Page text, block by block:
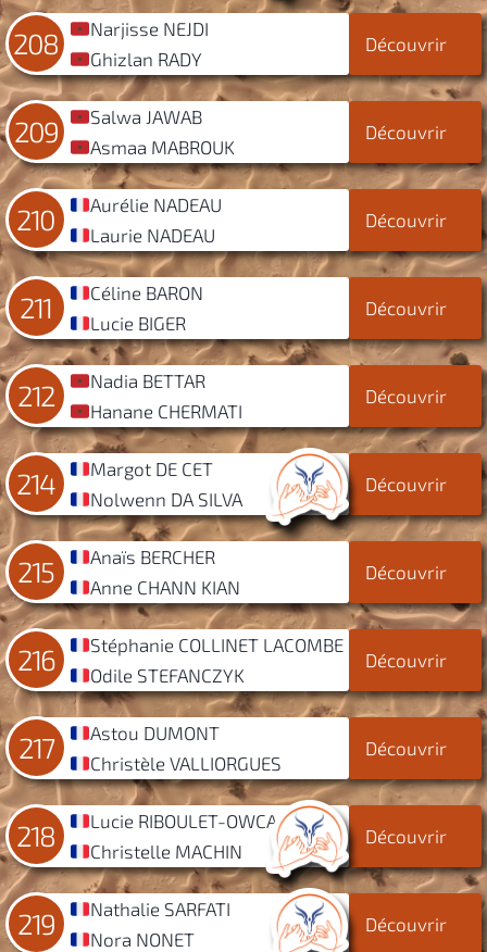
208
Narjisse NEJDI
Ghizlan RADY
Découvrir
209
Salwa JAWAB
Asmaa MABROUK
Découvrir
210
Aurélie NADEAU
Laurie NADEAU
Découvrir
211
Céline BARON
Lucie BIGER
Découvrir
212
Nadia BETTAR
Hanane CHERMATI
Découvrir
214
Margot DE CET
Nolwenn DA SILVA
Découvrir
215
Anaïs BERCHER
Anne CHANN KIAN
Découvrir
216
Stéphanie COLLINET LACOMBE
Odile STEFANCZYK
Découvrir
217
Astou DUMONT
Christèle VALLIORGUES
Découvrir
218
Lucie RIBOULET-OWCA
Christelle MACHIN
Découvrir
219
Nathalie SARFATI
Nora NONET
Découvrir